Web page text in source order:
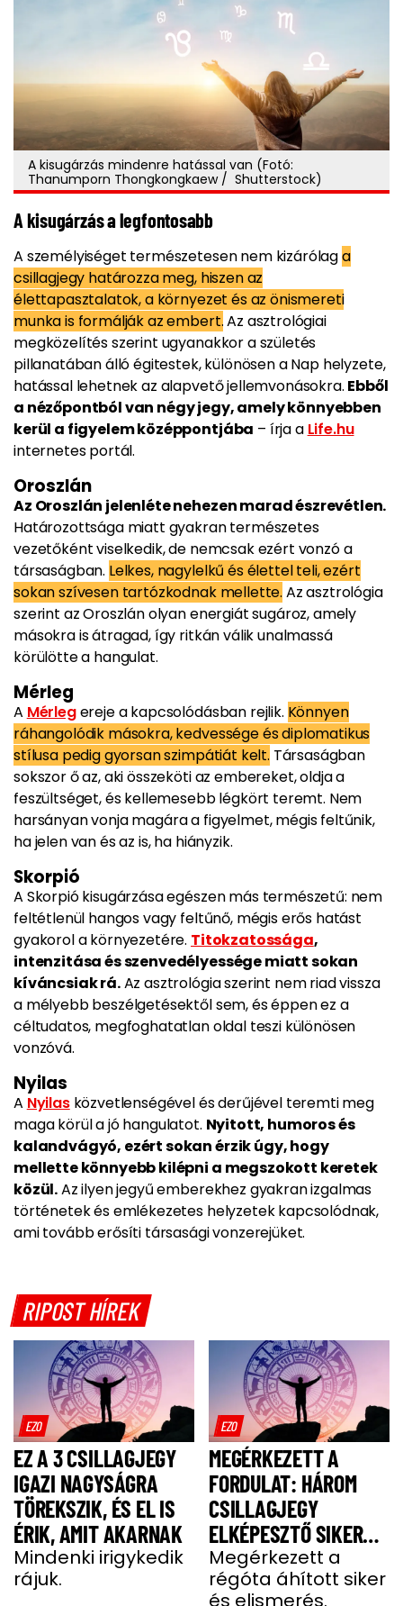
A kisugárzás mindenre hatással van (Fotó:
Thanumporn Thongkongkaew / Shutterstock)
A kisugárzás a legfontosabb
A személyiséget természetesen nem kizárólaga
csillagjegy határozza meg, hiszen az
élettapasztalatok, a környezet és az önismereti
munka is formálják az embert.Az asztrológiai
megközelítés szerint ugyanakkor a születés
pillanatában álló égitestek, különösen a Nap helyzete,
hatással lehetnek az alapvető jellemvonásokra. Ebből
a nézőpontból van négy jegy, amely könnyebben
kerül a figyelem középpontjába – írja a Life.hu
internetes portál.
Oroszlán
Az Oroszlán jelenléte nehezen marad észrevétlen.
Határozottsága miatt gyakran természetes
vezetőként viselkedik, de nemcsak ezért vonzó a
társaságban. Lelkes, nagylelkű és élettel teli, ezért
sokan szívesen tartózkodnak mellette. Az asztrológia
szerint az Oroszlán olyan energiát sugároz, amely
másokra is átragad, így ritkán válik unalmassá
körülötte a hangulat.
Mérleg
A Mérlegereje a kapcsolódásban rejlik. Könnyen
ráhangolódik másokra, kedvessége és diplomatikus
stílusa pedig gyorsan szimpátiát kelt. Társaságban
sokszor ő az, aki összeköti az embereket, oldja a
feszültséget, és kellemesebb légkört teremt. Nem
harsányan vonja magára a figyelmet, mégis feltűnik,
ha jelen van és az is, ha hiányzik.
Skorpió
A Skorpió kisugárzása egészen más természetű: nem
feltétlenül hangos vagy feltűnő, mégis erős hatást
gyakorol a környezetére. Titokzatossága,
intenzitása és szenvedélyessége miatt sokan
kíváncsiak rá.Az asztrológia szerint nem riad vissza
a mélyebb beszélgetésektől sem, és éppen ez a
céltudatos, megfoghatatlan oldal teszi különösen
vonzóvá.
Nyilas
A Nyilasközvetlenségével és derűjével teremti meg
maga körül a jó hangulatot. Nyitott, humoros és
kalandvágyó, ezért sokan érzik úgy, hogy
mellette könnyebb kilépni a megszokott keretek
közül.Az ilyen jegyű emberekhez gyakran izgalmas
történetek és emlékezetes helyzetek kapcsolódnak,
ami tovább erősíti társasági vonzerejüket.
RIPOST HÍREK
EZO
EZ A 3 CSILLAGJEGY
IGAZI NAGYSÁGRA
TÖREKSZIK, ÉS EL IS
ÉRIK, AMIT AKARNAK
Mindenki irigykedik
rájuk.
EZO
MEGÉRKEZETT A
FORDULAT: HÁROM
CSILLAGJEGY
ELKÉPESZTŐ SIKERT
ÉS GAZDAGSÁGOT
ARAT HÉTFŐN
Megérkezett a
régóta áhított siker
és elismerés.